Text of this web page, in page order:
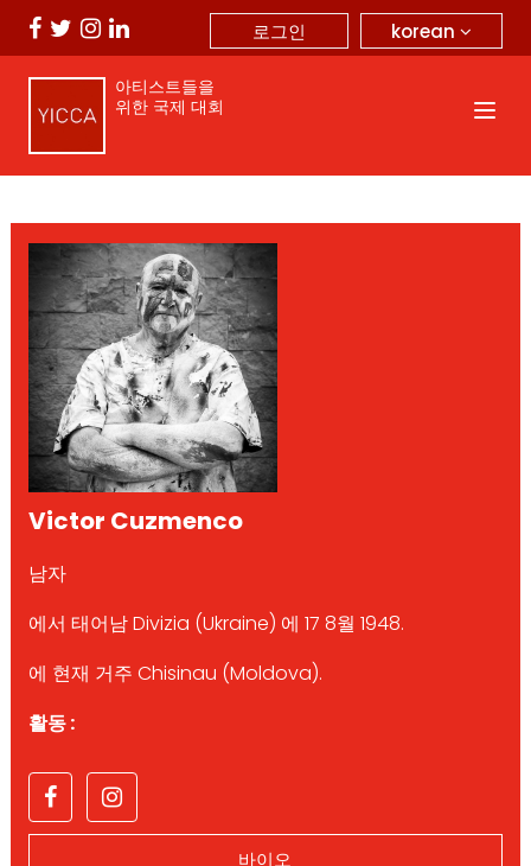
korean
로그인
아티스트들을
위한 국제 대회
Victor Cuzmenco
남자
에서 태어남 Divizia (Ukraine) 에 17 8월 1948.
에 현재 거주 Chisinau (Moldova).
활동 :
바이오